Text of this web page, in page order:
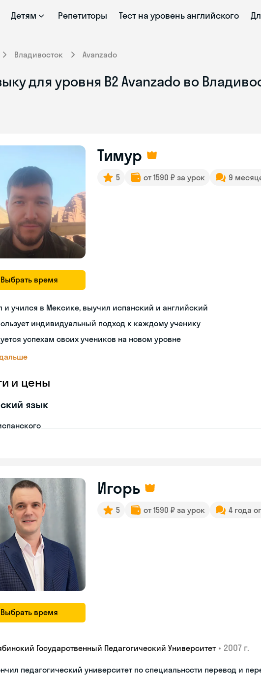
Детям Репетиторы Тест на уровень английского
Владивосток Avanzado
для уровня B2 Avanzado во
Выбрать время
Тимур
5 от 1590 ₽ за урок 9
и учился в Мексике, выучил испанский и английский
индивидуальный подход к каждому ученику
успехам своих учеников на новом уровне
и цены
язык
Выбрать время
Игорь
5 от 1590 ₽ за урок 4 года
Государственный Педагогический Университет • 2007 г.
педагогический университет по специальности перевод и